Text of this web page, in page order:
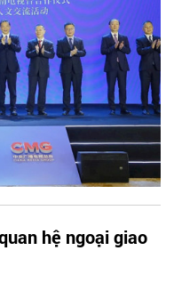
hệ ngoại giao